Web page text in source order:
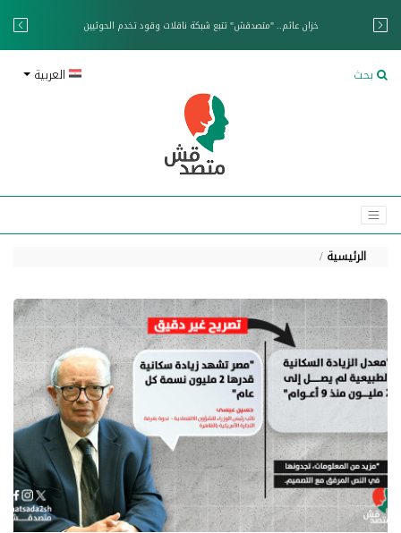
خزان عائم.. "متصدقش" تتبع شبكة ناقلات وقود تخدم الحوثيين
بحث العربية
الرئيسية